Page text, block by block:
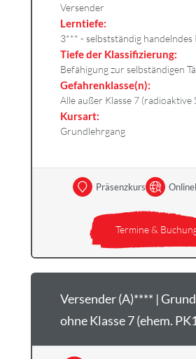
Versender
Lerntiefe:
3*** - selbstständig handelndes
Tiefe der Klassifizierung:
Befähigung zur selbständigen
Gefahrenklasse(n):
Alle außer Klasse 7 (radioaktive
Kursart:
Grundlehrgang
Termine &
Präsenzkurs
Versender (A)**** |
ohne Klasse 7 (ehem.